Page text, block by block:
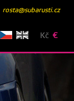
rosta@subarusti.cz
Kč €